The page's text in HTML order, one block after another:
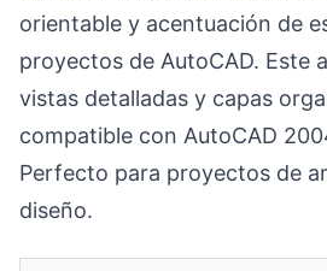
orientable y acentuación de
proyectos de AutoCAD. Este
vistas detalladas y capas
compatible con AutoCAD
Perfecto para proyectos de
diseño.